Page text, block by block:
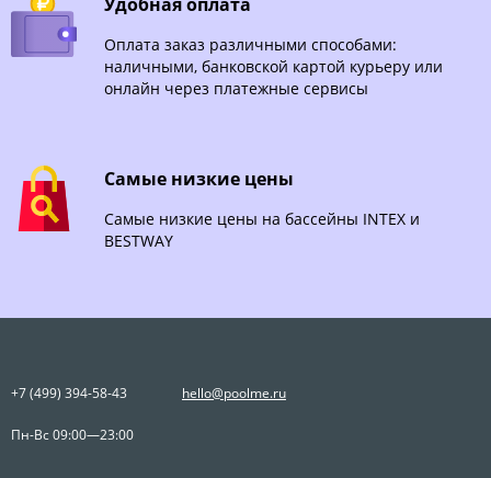
Оплата заказ различными способами:
наличными, банковской картой курьеру или
онлайн через платежные сервисы
Самые низкие цены
Самые низкие цены на бассейны INTEX и
BESTWAY
+7 (499) 394-58-43 hello@poolme.ru
Пн-Вс 09:00—23:00